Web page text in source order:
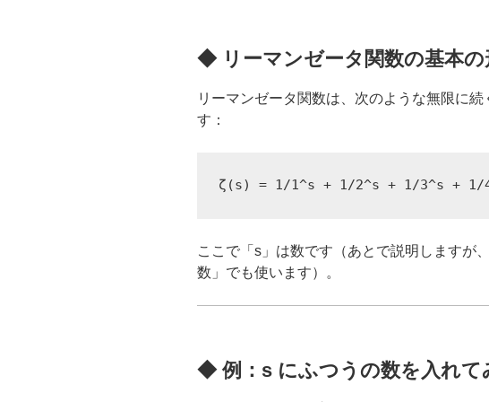
◆ リーマンゼータ関数の基本の
リーマンゼータ関数は、次のような無限に続
す：
ここで「s」は数です（あとで説明しますが
数」でも使います）。
◆ 例：s にふつうの数を入れて